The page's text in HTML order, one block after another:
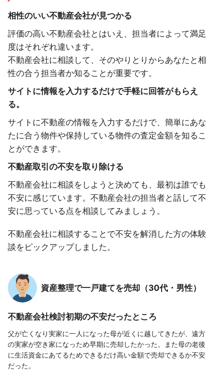
相性のいい不動産会社が見つかる
評価の高い不動産会社とはいえ、担当者によって満足
度はそれぞれ違います。
不動産会社に相談して、そのやりとりからあなたと相
性の合う担当者か知ることが重要です。
サイトに情報を入力するだけで手軽に回答がもらえ
る。
サイトに不動産の情報を入力するだけで、簡単にあな
たに合う物件や保持している物件の査定金額を知るこ
とができます。
不動産取引の不安を取り除ける
不動産会社に相談をしようと決めても、最初は誰でも
不安に感じています。不動産会社の担当者と話して不
安に思っている点を相談してみましょう。
不動産会社に相談することで不安を解消した方の体験
談をピックアップしました。
資産整理で一戸建てを売却（30代・男性）
不動産会社検討初期の不安だったところ
父が亡くなり実家に一人になった母が近くに越してきたが、遠方
の実家が空き家になっため早期に売却したかった。また母の老後
に生活資金にあてるためできるだけ高い金額で売却できるか不安
だった。